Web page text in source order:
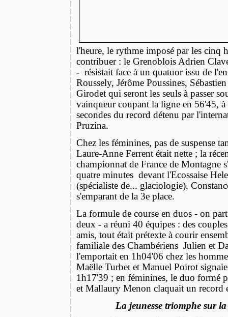
l'heure, le rythme imposé par les cinq
contribuer : le Grenoblois Adrien
- résistait face à un quatuor issu de
Roussely, Jérôme Poussines,
Girodet qui seront les seuls à passer
vainqueur coupant la ligne en 56'45, à
secondes du record détenu par
Pruzina.
Chez les féminines, pas de suspense
Laure-Anne Ferrent était nette ; la
championnat de France de Montagne
quatre minutes devant l'Ecossaise
(spécialiste de... glaciologie),
s'emparant de la 3e place.
La formule de course en duos - on
deux - a réuni 40 équipes : des
amis, tout était prétexte à courir
familiale des Chambériens Julien et
l'emportait en 1h04'06 chez les
Maëlle Turbet et Manuel Poirot
1h17'39 ; en féminines, le duo formé
et Mallaury Menon claquait un record
La jeunesse triomphe sur